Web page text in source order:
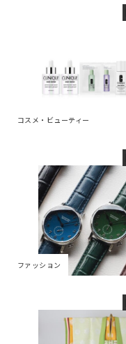
コスメ・ビューティー
ファッション